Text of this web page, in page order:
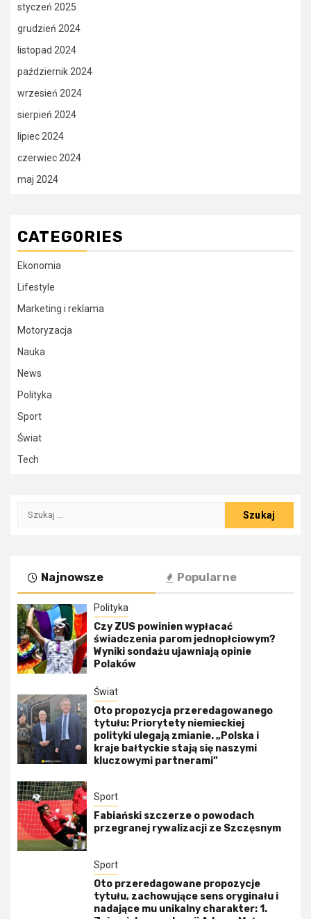
styczeń 2025
grudzień 2024
listopad 2024
październik 2024
wrzesień 2024
sierpień 2024
lipiec 2024
czerwiec 2024
maj 2024
CATEGORIES
Ekonomia
Lifestyle
Marketing i reklama
Motoryzacja
Nauka
News
Polityka
Sport
Świat
Tech
Szukaj:
Najnowsze Popularne
Polityka
Czy ZUS powinien wypłacać
świadczenia parom jednopłciowym?
Wyniki sondażu ujawniają opinie
Polaków
Świat
Oto propozycja przeredagowanego
tytułu: Priorytety niemieckiej
polityki ulegają zmianie. „Polska i
kraje bałtyckie stają się naszymi
kluczowymi partnerami”
Sport
Fabiański szczerze o powodach
przegranej rywalizacji ze Szczęsnym
Sport
Oto przeredagowane propozycje
tytułu, zachowujące sens oryginału i
nadające mu unikalny charakter: 1.